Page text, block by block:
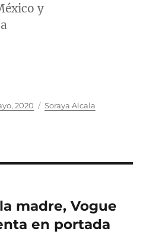
y
2020 Categorías
Soraya Alcala
madre, Vogue
en portada